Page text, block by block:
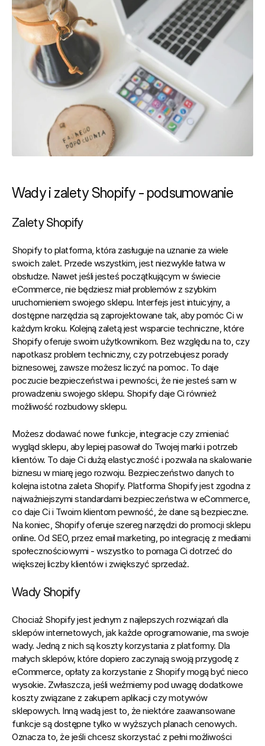
Wady i zalety Shopify - podsumowanie
Zalety Shopify
Shopify to platforma, która zasługuje na uznanie za wiele
swoich zalet. Przede wszystkim, jest niezwykle łatwa w
obsłudze. Nawet jeśli jesteś początkującym w świecie
eCommerce, nie będziesz miał problemów z szybkim
uruchomieniem swojego sklepu. Interfejs jest intuicyjny, a
dostępne narzędzia są zaprojektowane tak, aby pomóc Ci w
każdym kroku. Kolejną zaletą jest wsparcie techniczne, które
Shopify oferuje swoim użytkownikom. Bez względu na to, czy
napotkasz problem techniczny, czy potrzebujesz porady
biznesowej, zawsze możesz liczyć na pomoc. To daje
poczucie bezpieczeństwa i pewności, że nie jesteś sam w
prowadzeniu swojego sklepu. Shopify daje Ci również
możliwość rozbudowy sklepu.
Możesz dodawać nowe funkcje, integracje czy zmieniać
wygląd sklepu, aby lepiej pasował do Twojej marki i potrzeb
klientów. To daje Ci dużą elastyczność i pozwala na skalowanie
biznesu w miarę jego rozwoju. Bezpieczeństwo danych to
kolejna istotna zaleta Shopify. Platforma Shopify jest zgodna z
najważniejszymi standardami bezpieczeństwa w eCommerce,
co daje Ci i Twoim klientom pewność, że dane są bezpieczne.
Na koniec, Shopify oferuje szereg narzędzi do promocji sklepu
online. Od SEO, przez email marketing, po integrację z mediami
społecznościowymi - wszystko to pomaga Ci dotrzeć do
większej liczby klientów i zwiększyć sprzedaż.
Wady Shopify
Chociaż Shopify jest jednym z najlepszych rozwiązań dla
sklepów internetowych, jak każde oprogramowanie, ma swoje
wady. Jedną z nich są koszty korzystania z platformy. Dla
małych sklepów, które dopiero zaczynają swoją przygodę z
eCommerce, opłaty za korzystanie z Shopify mogą być nieco
wysokie. Zwłaszcza, jeśli weźmiemy pod uwagę dodatkowe
koszty związane z zakupem aplikacji czy motywów
sklepowych. Inną wadą jest to, że niektóre zaawansowane
funkcje są dostępne tylko w wyższych planach cenowych.
Oznacza to, że jeśli chcesz skorzystać z pełni możliwości